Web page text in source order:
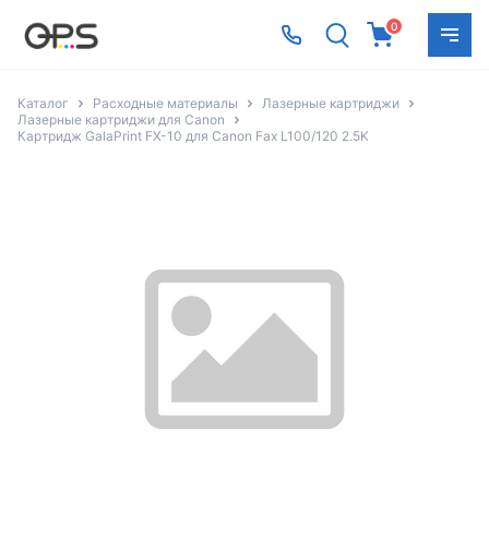
0
Каталог Расходные материалы
Лазерные картриджи
Лазерные картриджи для Canon
Картридж GalaPrint FX-10 для Canon Fax L100/120 2.5K